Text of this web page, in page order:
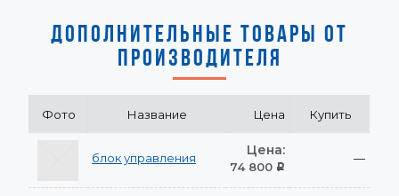
ДОПОЛНИТЕЛЬНЫЕ ТОВАРЫ ОТ
ПРОИЗВОДИТЕЛЯ
Фото Название Цена Купить
блок управления Цена:
74 800 Р
—